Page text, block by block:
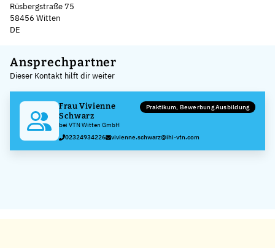
Rüsbergstraße 75
58456 Witten
DE
+
−
Ansprechpartner
Dieser Kontakt hilft dir weiter
Frau Vivienne
Schwarz
bei VTN Witten GmbH
Praktikum, Bewerbung Ausbildung
02324934226 vivienne.schwarz@ihi-vtn.com